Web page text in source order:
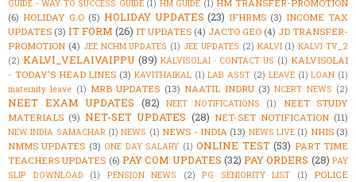
GUIDE - WAY TO SUCCESS GUIDE (1) HM GUIDE (1) HM TRANSFER-PROMOTION
(6) HOLIDAY G.O (5) HOLIDAY UPDATES (23) IFHRMS (3) INCOME TAX
UPDATES (3) IT FORM (26) IT UPDATES (4) JACTO GEO (4) JD TRANSFER-
PROMOTION (4) JEE NCHM UPDATES (1) JEE UPDATES (2) KALVI (1) KALVI TV_2
(2) KALVI_VELAIVAIPPU (89) KALVISOLAI - CONTACT US (1) KALVISOLAI
- TODAY'S HEAD LINES (3) KAVITHAIKAL (1) LAB ASST (2) LEAVE (1) LOAN (1)
maternity leave (1) MRB UPDATES (13) NAATIL INDRU (3) NCERT NEWS (2)
NEET EXAM UPDATES (82) NEET NOTIFICATIONS (1)
NEET STUDY
MATERIALS (9) NET-SET UPDATES (28) NET-SET NOTIFICATION (11)
NEW INDIA SAMACHAR (1) NEWS (1) NEWS - INDIA (13) NEWS LIVE (1) NHIS (3)
NMMS UPDATES (3) ONE DAY SALARY (1) ONLINE TEST (53) PART TIME
TEACHERS UPDATES (6) PAY COM UPDATES (32) PAY ORDERS (28) PAY
SLIP DOWNLOAD
(1) PENSION NEWS (2) PG SENIORITY LIST (1)
POLICE